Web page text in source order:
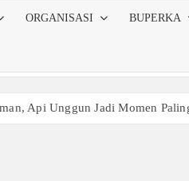
ORGANISASI BUPERKA
Api Unggun Jadi Momen
Kepemimpinan, Kerja